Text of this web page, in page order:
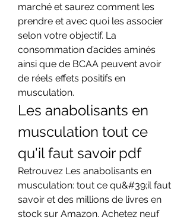
marché et saurez comment les
prendre et avec quoi les associer
selon votre objectif. La
consommation d’acides aminés
ainsi que de BCAA peuvent avoir
de réels effets positifs en
musculation.
Les anabolisants en
musculation tout ce
qu'il faut savoir pdf
Retrouvez Les anabolisants en
musculation: tout ce qu&#39;il faut
savoir et des millions de livres en
stock sur Amazon. Achetez neuf